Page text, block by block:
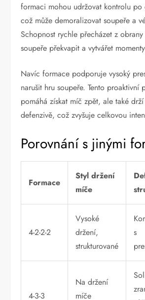
formaci mohou udržovat kontrolu
což může demoralizovat soupeře a
Schopnost rychle přecházet z
soupeře překvapit a vytvářet
Navíc formace podporuje vysoký
narušit hru soupeře. Tento proaktivní
pomáhá získat míč zpět, ale také
defenzivě, což zvyšuje celkovou
Porovnání s jinými
Formace
Styl držení
míče
4-2-2-2
Vysoké
držení,
strukturované
s
4-3-3
Na držení
míče